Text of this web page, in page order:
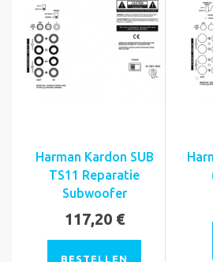
Harman Kardon SUB
TS11 Reparatie
Subwoofer
117,20 €
BESTELLEN